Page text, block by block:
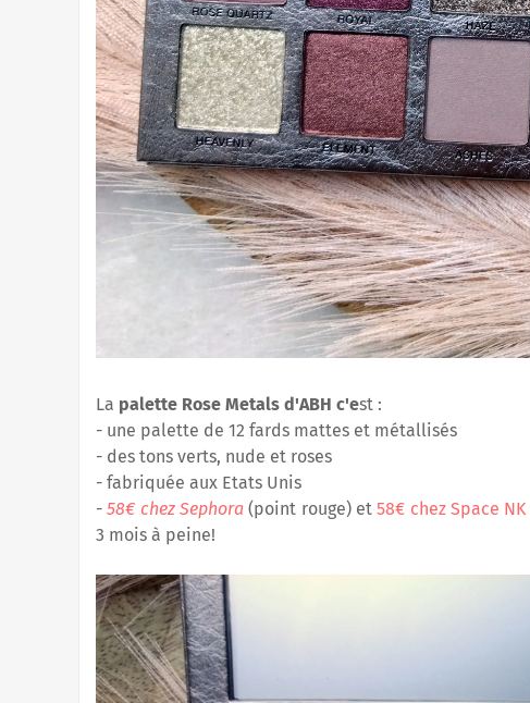
La palette Rose Metals d'ABH c'est :
- une palette de 12 fards mattes et métallisés
- des tons verts, nude et roses
- fabriquée aux Etats Unis
-58€ chez Sephora (point rouge) et58€ chez Space NK
3 mois à peine!